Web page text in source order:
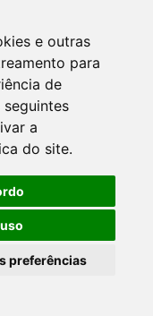
e outras
para
de
a
do site.
preferências